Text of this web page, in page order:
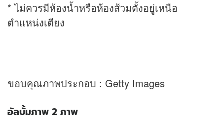
* ไม่ควรมีห้องน้ำหรือห้องส้วมตั้งอยู่เหนือ
ตำแหน่งเตียง
ขอบคุณภาพประกอบ : Getty Images
อัลบั้มภาพ 2 ภาพ